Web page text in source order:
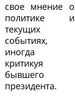
свое мнение о
политике и
текущих
событиях,
иногда
критикуя
бывшего
президента.